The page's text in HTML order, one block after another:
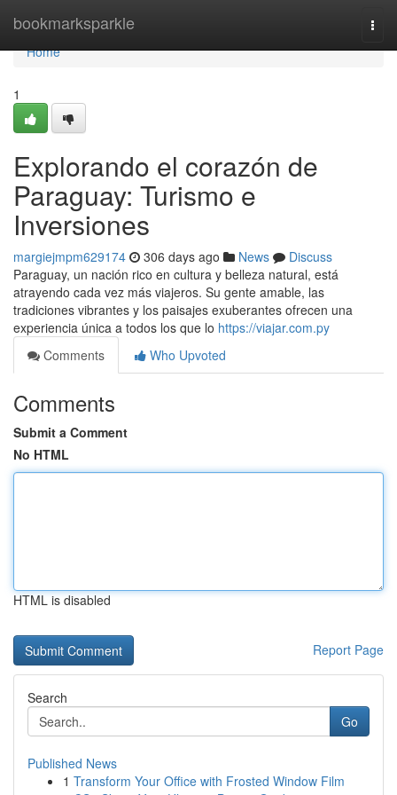
bookmarksparkle
Home
Home
1
Explorando el corazón de
Paraguay: Turismo e
Inversiones
margiejmpm629174 306 days ago News
Discuss
Paraguay, un nación rico en cultura y belleza natural, está
atrayendo cada vez más viajeros. Su gente amable, las
tradiciones vibrantes y los paisajes exuberantes ofrecen una
experiencia única a todos los que lo https://viajar.com.py
Comments
Who Upvoted
Comments
Submit a Comment
No HTML
HTML is disabled
Report Page
Search
Go
Published News
1 Transform Your Office with Frosted Window Film